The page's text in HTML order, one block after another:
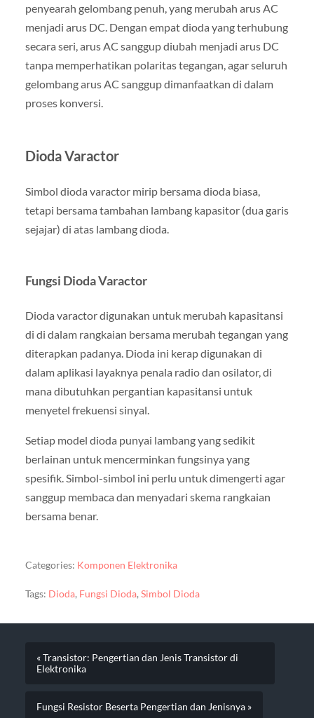
penyearah gelombang penuh, yang merubah arus AC
menjadi arus DC. Dengan empat dioda yang terhubung
secara seri, arus AC sanggup diubah menjadi arus DC
tanpa memperhatikan polaritas tegangan, agar seluruh
gelombang arus AC sanggup dimanfaatkan di dalam
proses konversi.
Dioda Varactor
Simbol dioda varactor mirip bersama dioda biasa,
tetapi bersama tambahan lambang kapasitor (dua garis
sejajar) di atas lambang dioda.
Fungsi Dioda Varactor
Dioda varactor digunakan untuk merubah kapasitansi
di di dalam rangkaian bersama merubah tegangan yang
diterapkan padanya. Dioda ini kerap digunakan di
dalam aplikasi layaknya penala radio dan osilator, di
mana dibutuhkan pergantian kapasitansi untuk
menyetel frekuensi sinyal.
Setiap model dioda punyai lambang yang sedikit
berlainan untuk mencerminkan fungsinya yang
spesifik. Simbol-simbol ini perlu untuk dimengerti agar
sanggup membaca dan menyadari skema rangkaian
bersama benar.
Categories: Komponen Elektronika
Tags: Dioda, Fungsi Dioda, Simbol Dioda
« Transistor: Pengertian dan Jenis Transistor di
Elektronika
Fungsi Resistor Beserta Pengertian dan Jenisnya »